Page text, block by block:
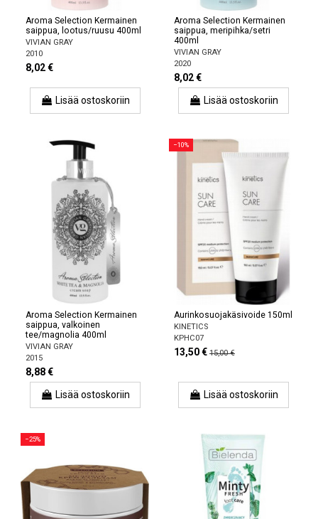
Aroma Selection Kermainen
saippua, lootus/ruusu 400ml
VIVIAN GRAY
2010
8,02 €
Lisää ostoskoriin
Aroma Selection Kermainen
saippua, meripihka/setri
400ml
VIVIAN GRAY
2020
8,02 €
Lisää ostoskoriin
Aroma Selection Kermainen
saippua, valkoinen
tee/magnolia 400ml
VIVIAN GRAY
2015
8,88 €
Lisää ostoskoriin
−10%
Aurinkosuojakäsivoide 150ml
KINETICS
KPHC07
13,50 € 15,00 €
Lisää ostoskoriin
−25%